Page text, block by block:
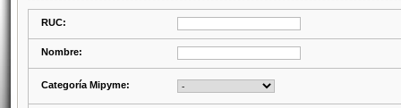
RUC:
Nombre:
Categoría Mipyme: